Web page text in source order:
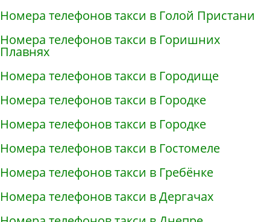
Номера телефонов такси в Голой Пристани
Номера телефонов такси в Горишних
Плавнях
Номера телефонов такси в Городище
Номера телефонов такси в Городке
Номера телефонов такси в Городке
Номера телефонов такси в Гостомеле
Номера телефонов такси в Гребёнке
Номера телефонов такси в Дергачах